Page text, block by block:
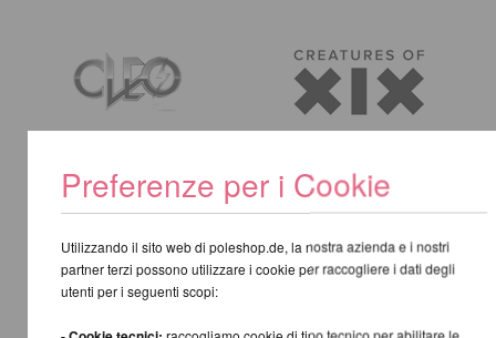
Preferenze per i Cookie
Utilizzando il sito web di poleshop.de, la nostra azienda e i nostri
partner terzi possono utilizzare i cookie per raccogliere i dati degli
utenti per i seguenti scopi: